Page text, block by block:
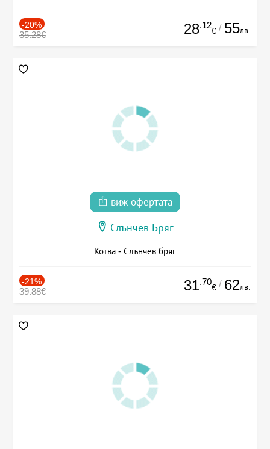
-20%
35.28€ 28.12
€ / 55лв.
виж офертата
Слънчев Бряг
Котва - Слънчев бряг
-21%
39.88€ 31.70
€ / 62лв.